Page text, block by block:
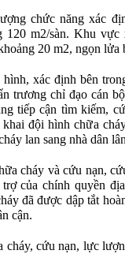
chức năng xác
120 m2/sàn. Khu
20 m2, ngọn lửa
xác định bên
trương chỉ đạo cán
tiếp cận tìm kiếm,
đội hình chữa
lan sang nhà dân
cháy và cứu nạn,
của chính quyền
đã được dập tắt
cận.
cháy, cứu nạn, lực